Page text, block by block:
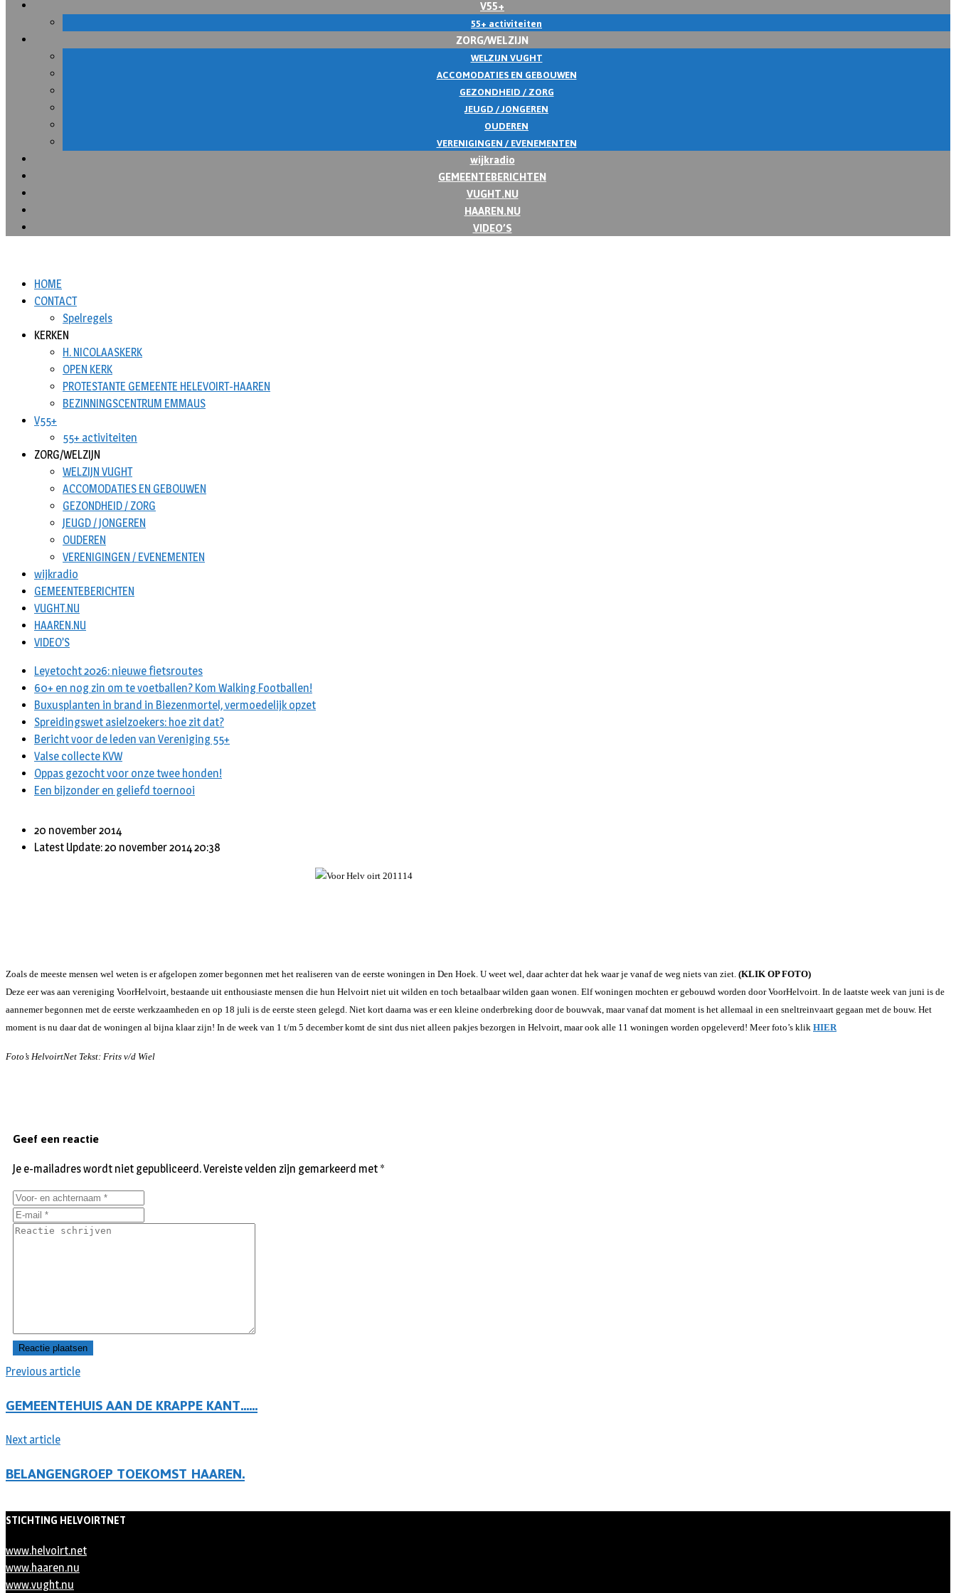
V55+
55+ activiteiten
ZORG/WELZIJN
WELZIJN VUGHT
ACCOMODATIES EN GEBOUWEN
GEZONDHEID / ZORG
JEUGD / JONGEREN
OUDEREN
VERENIGINGEN / EVENEMENTEN
wijkradio
GEMEENTEBERICHTEN
VUGHT.NU
HAAREN.NU
VIDEO’S
HOME
CONTACT
Spelregels
KERKEN
H. NICOLAASKERK
OPEN KERK
PROTESTANTE GEMEENTE HELEVOIRT-HAAREN
BEZINNINGSCENTRUM EMMAUS
V55+
55+ activiteiten
ZORG/WELZIJN
WELZIJN VUGHT
ACCOMODATIES EN GEBOUWEN
GEZONDHEID / ZORG
JEUGD / JONGEREN
OUDEREN
VERENIGINGEN / EVENEMENTEN
wijkradio
GEMEENTEBERICHTEN
VUGHT.NU
HAAREN.NU
VIDEO’S
Leyetocht 2026: nieuwe fietsroutes
60+ en nog zin om te voetballen? Kom Walking Footballen!
Buxusplanten in brand in Biezenmortel, vermoedelijk opzet
Spreidingswet asielzoekers: hoe zit dat?
Bericht voor de leden van Vereniging 55+
Valse collecte KVW
Oppas gezocht voor onze twee honden!
Een bijzonder en geliefd toernooi
20 november 2014
Latest Update: 20 november 2014 20:38
Zoals de meeste mensen wel weten is er afgelopen zomer begonnen met het realiseren van de eerste woningen in Den Hoek. U weet wel, daar achter dat hek waar je vanaf de weg niets van ziet. (KLIK OP FOTO)
Deze eer was aan vereniging VoorHelvoirt, bestaande uit enthousiaste mensen die hun Helvoirt niet uit wilden en toch betaalbaar wilden gaan wonen. Elf woningen mochten er gebouwd worden door VoorHelvoirt. In de laatste week van juni is de
aannemer begonnen met de eerste werkzaamheden en op 18 juli is de eerste steen gelegd. Niet kort daarna was er een kleine onderbreking door de bouwvak, maar vanaf dat moment is het allemaal in een sneltreinvaart gegaan met de bouw. Het
moment is nu daar dat de woningen al bijna klaar zijn! In de week van 1 t/m 5 december komt de sint dus niet alleen pakjes bezorgen in Helvoirt, maar ook alle 11 woningen worden opgeleverd! Meer foto’s klik HIER
Foto’s HelvoirtNet Tekst: Frits v/d Wiel
Previous article
GEMEENTEHUIS AAN DE KRAPPE KANT……
Next article
BELANGENGROEP TOEKOMST HAAREN.
Geef een reactie
Je e-mailadres wordt niet gepubliceerd.Vereiste velden zijn gemarkeerd met *
STICHTING HELVOIRTNET
www.helvoirt.net
www.haaren.nu
www.vught.nu